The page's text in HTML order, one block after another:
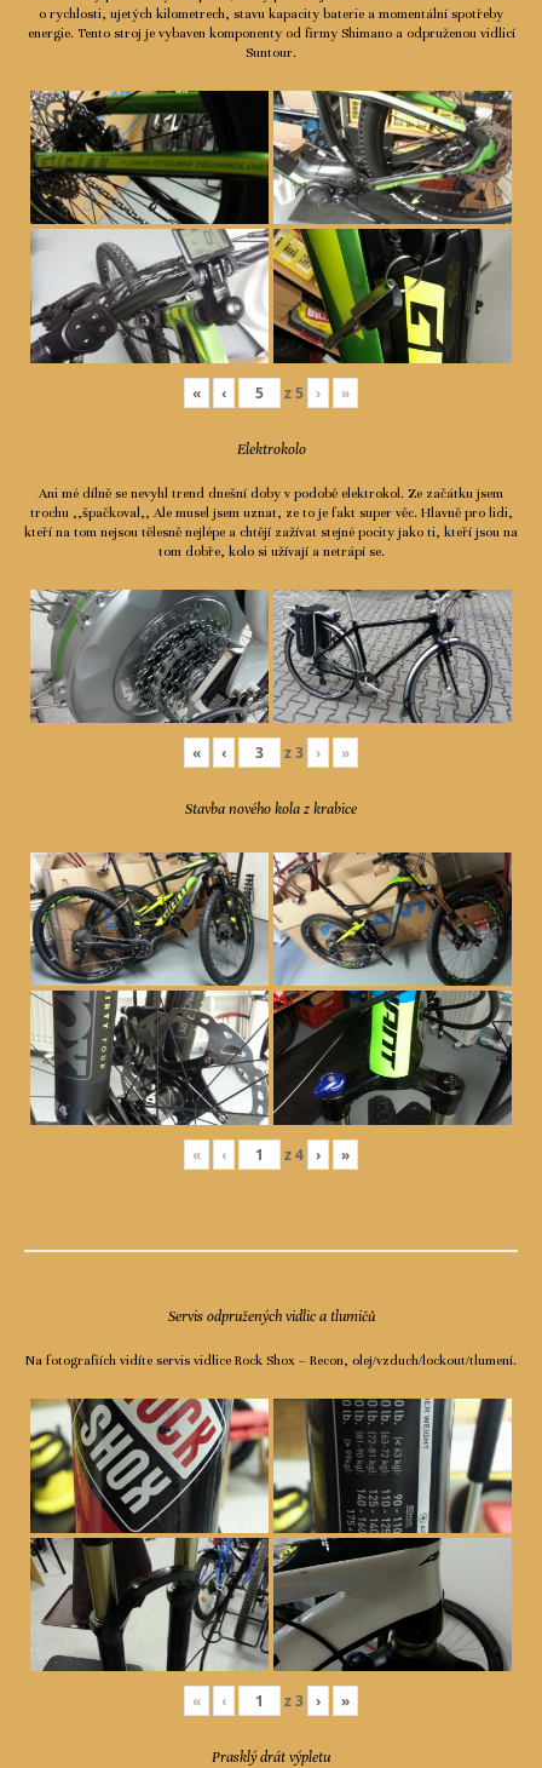
Ceník
Kontakty
o rychlosti, ujetých kilometrech, stavu kapacity baterie a momentální spotřeby
energie. Tento stroj je vybaven komponenty od firmy Shimano a odpruženou vidlicí
Suntour.
« ‹ z5 › »
Elektrokolo
Ani mé dílně se nevyhl trend dnešní doby v podobě elektrokol. Ze začátku jsem
trochu ,,špačkoval,, Ale musel jsem uznat, ze to je fakt super věc. Hlavně pro lidi,
kteří na tom nejsou tělesně nejlépe a chtějí zažívat stejné pocity jako ti, kteří jsou na
tom dobře, kolo si užívají a netrápí se.
« ‹ z3 › »
Stavba nového kola z krabice
« ‹ z4 › »
Servis odpružených vidlic a tlumičů
Na fotografiích vidíte servis vidlice Rock Shox – Recon, olej/vzduch/lockout/tlumení.
« ‹ z3 › »
Prasklý drát výpletu